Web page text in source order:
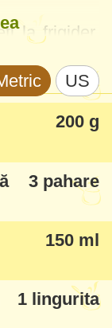
la frigider,
(are unt
o frumos,
musafiri și
la rece - s-a
nu mai era
1 paharde
mine a fost
US
200 g
3 pahare
150 ml
1 lingurita